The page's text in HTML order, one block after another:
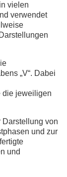
vielen
verwendet
„V“. Dabei
die jeweiligen
Darstellung von
und zur
und